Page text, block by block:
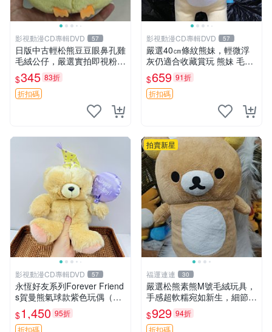
影視動漫CD專輯DVD 57
日版中古輕松熊豆豆眼鼻孔雞
毛絨公仔，嚴選實拍即視粉絲
必買 公仔紙箱氣泡膜精心包
裝快速發貨 輕松熊 公仔 雞毛
絨
$345 83折
折扣碼
影視動漫CD專輯DVD 57
嚴選40㎝條紋熊妹，輕微浮
灰仍適合收藏賞玩 熊妹 毛絨
玩具 浮雕熊
$659 91折
折扣碼
影視動漫CD專輯DVD 57
永恆好友系列Forever Friend
s賀曼熊氣球款紫色玩偶（鼻
子稍有磨損） 中古玩具 氣球
熊 玩偶
$1,450 95折
折扣碼
拍賣新星
福運連連 30
嚴選松熊素熊M號毛絨玩具，
手感超軟糯宛如新生，細節精
緻完美無瑕，推薦送禮或珍
藏，中古狀態保養得宜。 松
$929 94折
折扣碼